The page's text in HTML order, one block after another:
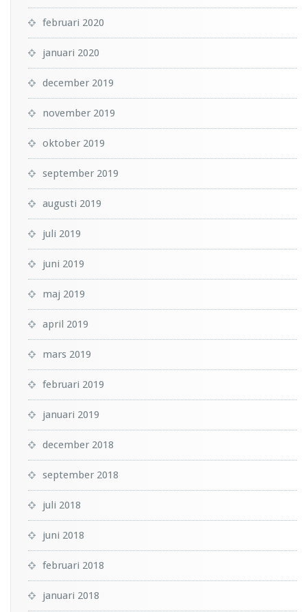
februari 2020
januari 2020
december 2019
november 2019
oktober 2019
september 2019
augusti 2019
juli 2019
juni 2019
maj 2019
april 2019
mars 2019
februari 2019
januari 2019
december 2018
september 2018
juli 2018
juni 2018
februari 2018
januari 2018